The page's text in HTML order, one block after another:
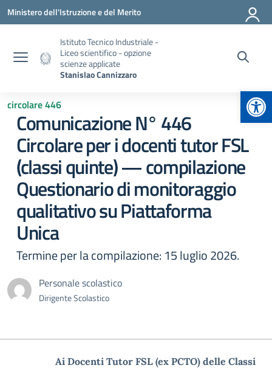
Vai ai contenuti
Vai al menu di navigazione
Vai al footer
Ministero dell'Istruzione e del Merito
Istituto Tecnico Industriale -
Liceo scientifico - opzione
scienze applicate
Stanislao Cannizzaro
circolare 446
Comunicazione N° 446
Circolare per i docenti tutor FSL
(classi quinte) — compilazione
Questionario di monitoraggio
qualitativo su Piattaforma
Unica
Termine per la compilazione: 15 luglio 2026.
Personale scolastico
Dirigente Scolastico
Ai Docenti Tutor FSL (ex PCTO) delle Classi